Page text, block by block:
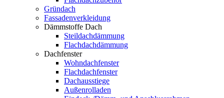
Gründach
Fassadenverkleidung
Dämmstoffe Dach
Steildachdämmung
Flachdachdämmung
Dachfenster
Wohndachfenster
Flachdachfenster
Dachausstiege
Außenrolladen